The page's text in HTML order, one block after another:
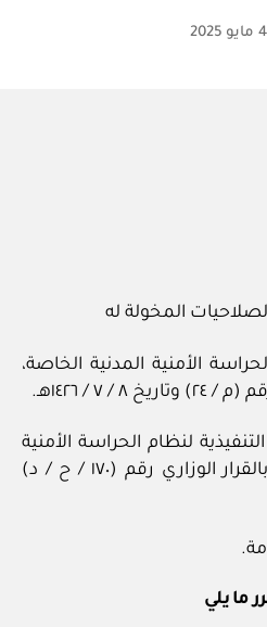
كاتب
ة
4 مايو 2025
المخولة له
الأمنية المدنية الخاصة،
/ ٧ / ١٤٢٦هـ.
لنظام الحراسة الأمنية
المدنية الخاصة، الصادرة بالقرار الوزاري رقم (١٧٠ / ح / د)
ما يلي